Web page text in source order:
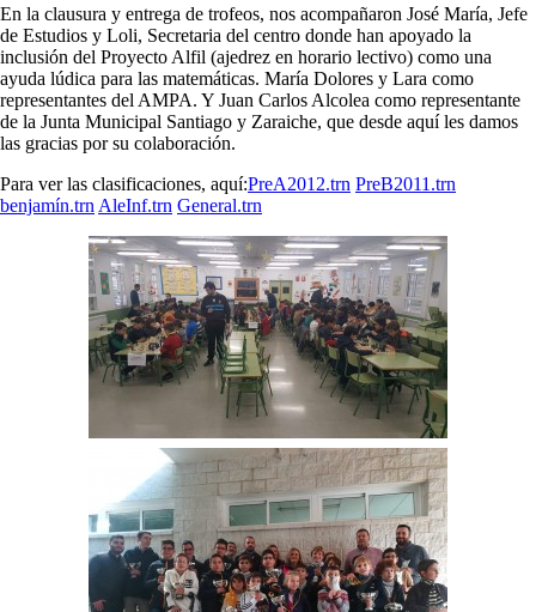
En la clausura y entrega de trofeos, nos acompañaron José María, Jefe
de Estudios y Loli, Secretaria del centro donde han apoyado la
inclusión del Proyecto Alfil (ajedrez en horario lectivo) como una
ayuda lúdica para las matemáticas. María Dolores y Lara como
representantes del AMPA. Y Juan Carlos Alcolea como representante
de la Junta Municipal Santiago y Zaraiche, que desde aquí les damos
las gracias por su colaboración.
Para ver las clasificaciones, aquí:PreA2012.trn PreB2011.trn
benjamín.trn AleInf.trn General.trn